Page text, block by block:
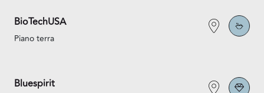
BioTechUSA
Piano terra
Bluespirit